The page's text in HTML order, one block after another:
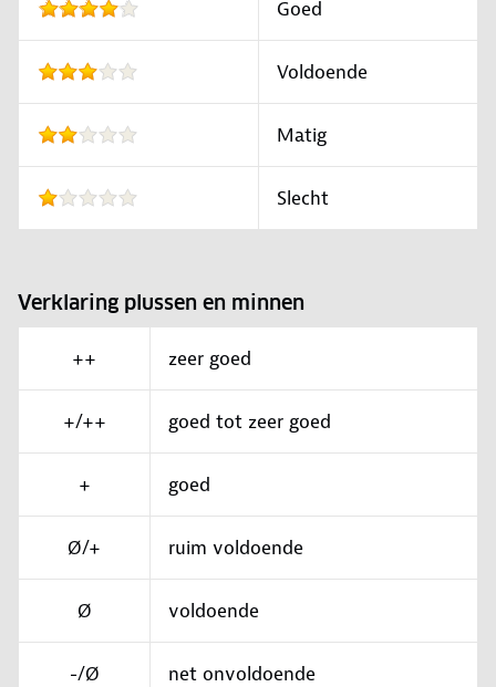
Goed
Voldoende
Matig
Slecht
Verklaring plussen en minnen
++ zeer goed
+/++ goed tot zeer goed
+ goed
Ø/+ ruim voldoende
Ø voldoende
-/Ø net onvoldoende